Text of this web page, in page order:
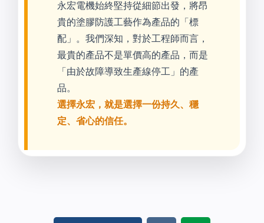
永宏電機始終堅持從細節出發，將昂
貴的塗膠防護工藝作為產品的「標
配」。我們深知，對於工程師而言，
最貴的產品不是單價高的產品，而是
「由於故障導致生產線停工」的產
品。
選擇永宏，就是選擇一份持久、穩
定、省心的信任。